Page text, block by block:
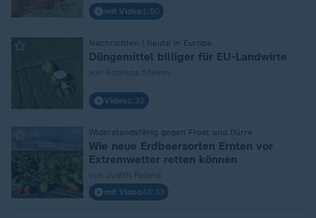
mit Video 1:50
Nachrichten | heute in Europa
Düngemittel billiger für EU-Landwirte
Video 1:32
Widerstandsfähig gegen Frost und Dürre
Wie neue Erdbeersorten Ernten vor
Extremwetter retten können
mit Video43:33